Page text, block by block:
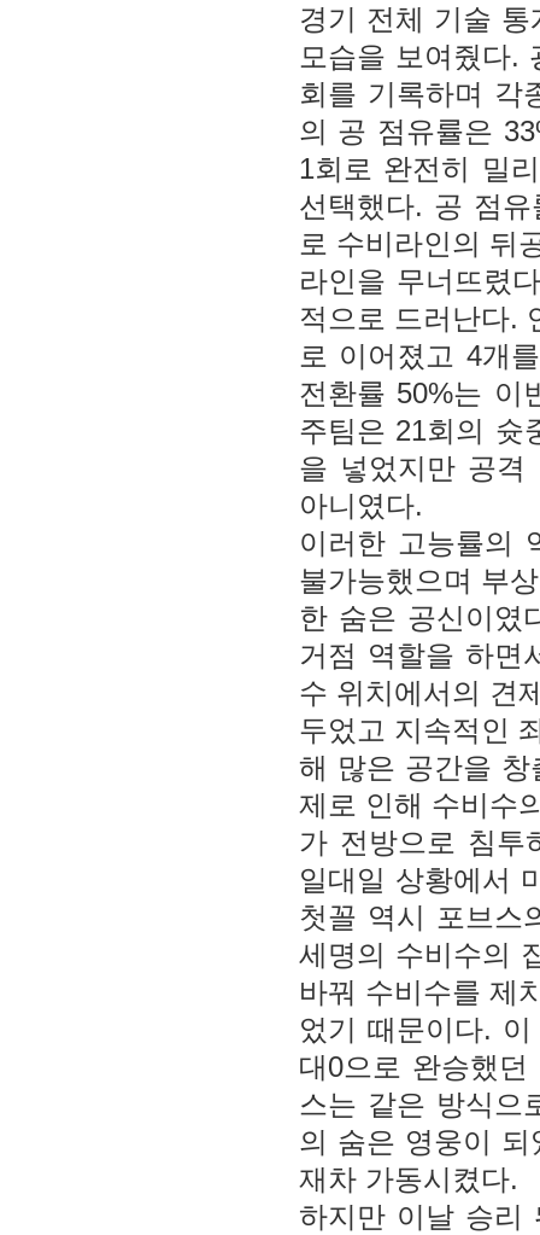
경기 전체 기술
모습을 보여줬다.
회를 기록하며 각
의 공 점유률은
1회로 완전히 밀
선택했다. 공 점
로 수비라인의 뒤
라인을 무너뜨렸
적으로 드러난다.
로 이어졌고 4개
전환률 50%는 이
주팀은 21회의 슛
을 넣었지만 공격
아니였다.
이러한 고능률의
불가능했으며 부
한 숨은 공신이였
거점 역할을 하면
수 위치에서의 견
두었고 지속적인
해 많은 공간을
제로 인해 수비수
가 전방으로 침투
일대일 상황에서
첫꼴 역시 포브스
세명의 수비수의
바꿔 수비수를 제
었기 때문이다.
대0으로 완승했
스는 같은 방식으
의 숨은 영웅이
재차 가동시켰다.
하지만 이날 승리